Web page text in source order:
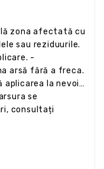
zona afectată cu
sau reziduurile.
-
arsă fără a freca.
aplicarea la nevoie
se
consultați